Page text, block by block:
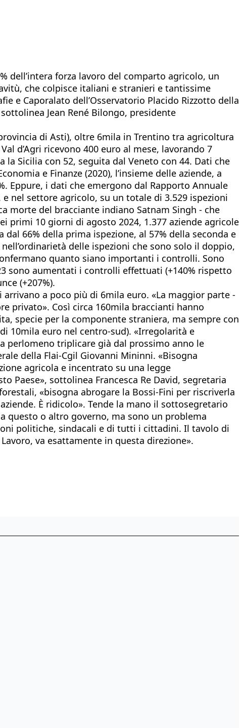
dell’intera forza lavoro del comparto agricolo, un
che colpisce italiani e stranieri e tantissime
e Caporalato dell’Osservatorio Placido Rizzotto della
Jean René Bilongo, presidente
di Asti), oltre 6mila in Trentino tra agricoltura
d’Agri ricevono 400 euro al mese, lavorando 7
Sicilia con 52, seguita dal Veneto con 44. Dati che
e Finanze (2020), l’insieme delle aziende, a
Eppure, i dati che emergono dal Rapporto Annuale
nel settore agricolo, su un totale di 3.529 ispezioni
morte del bracciante indiano Satnam Singh - che
primi 10 giorni di agosto 2024, 1.377 aziende agricole
66% della prima ispezione, al 57% della seconda e
delle ispezioni che sono solo il doppio,
quanto siano importanti i controlli. Sono
sono aumentati i controlli effettuati (+140% rispetto
(+207%).
a poco più di 6mila euro. «La maggior parte -
privato». Così circa 160mila braccianti hanno
specie per la componente straniera, ma sempre con
10mila euro nel centro-sud). «Irregolarità e
perlomeno triplicare già dal prossimo anno le
della Flai-Cgil Giovanni Mininni. «Bisogna
agricola e incentrato su una legge
Paese», sottolinea Francesca Re David, segretaria
«bisogna abrogare la Bossi-Fini per riscriverla
È ridicolo». Tende la mano il sottosegretario
questo o altro governo, ma sono un problema
politiche, sindacali e di tutti i cittadini. Il tavolo di
va esattamente in questa direzione».